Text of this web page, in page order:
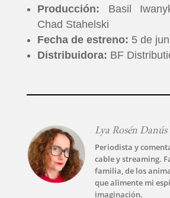
SERIES
TECNOVITOS
EVENTOS
Producción: Basil
Chad Stahelski
Fecha de estreno: 5 de
Distribuidora: BF
Lya Rosén Danús
Periodista y
cable y streaming.
familia, de los
que alimente mi
imaginación.